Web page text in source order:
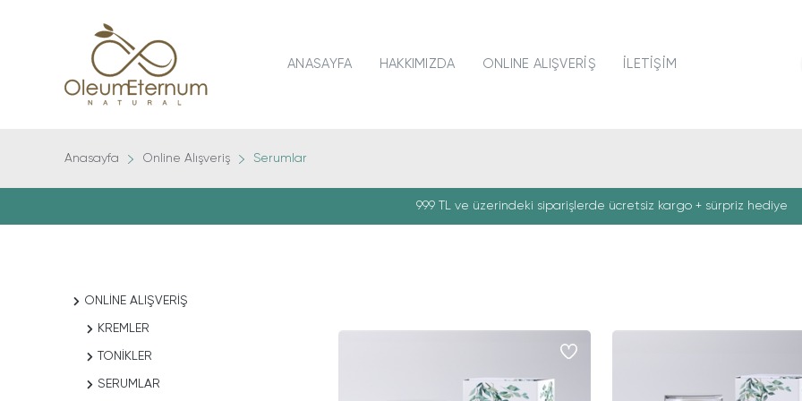
ANASAYFA HAKKIMIZDA ONLINE ALIŞVERİŞ İLETİŞİM
Anasayfa Online Alışveriş Serumlar
999 TL ve üzerindeki siparişlerde ücretsiz kargo + sürpriz hediye
ONLINE ALIŞVERIŞ
KREMLER
TONIKLER
SERUMLAR